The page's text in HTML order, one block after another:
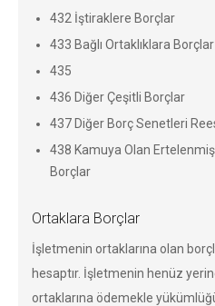
432 İştiraklere Borçlar
433 Bağlı Ortaklıklara Borçlar
435
436 Diğer Çeşitli Borçlar
437 Diğer Borç Senetleri
438 Kamuya Olan
Borçlar
Ortaklara Borçlar
İşletmenin ortaklarına olan
hesaptır. İşletmenin henüz
ortaklarına ödemekle